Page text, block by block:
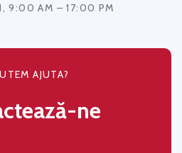
9:00 AM – 17:00 PM
AJUTA?
ne